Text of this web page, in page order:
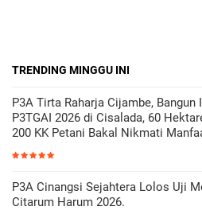
TRENDING MINGGU INI
P3A Tirta Raharja Cijambe, Bangun
P3TGAI 2026 di Cisalada, 60
200 KK Petani Bakal Nikmati
P3A Cinangsi Sejahtera Lolos Uji
Citarum Harum 2026.